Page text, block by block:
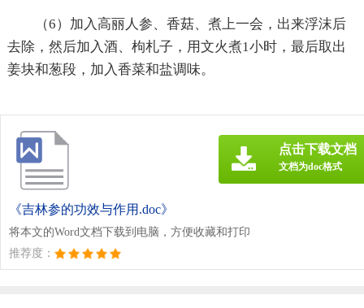
（6）加入高丽人参、香菇、煮上一会，出来浮沫后
去除，然后加入酒、枸札子，用文火煮1小时，最后取出
姜块和葱段，加入香菜和盐调味。
《吉林参的功效与作用.doc》
将本文的Word文档下载到电脑，方便收藏和打印
推荐度：
点击下载文档
文档为doc格式